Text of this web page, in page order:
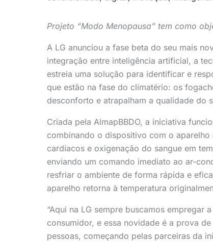
Projeto “Modo Menopausa” tem como
A LG anunciou a fase beta do seu mais
integração entre inteligência artificial, a
estreia uma solução para identificar e
que estão na fase do climatério: os
desconforto e atrapalham a qualidade do
Criada pela AlmapBBDO, a iniciativa
combinando o dispositivo com o
cardíacos e oxigenação do sangue em
enviando um comando imediato ao ar-
resfriar o ambiente de forma rápida e
aparelho retorna à temperatura
“Aqui na LG sempre buscamos
consumidor, e essa novidade é a prova
pessoas, começando pelas parceiras da